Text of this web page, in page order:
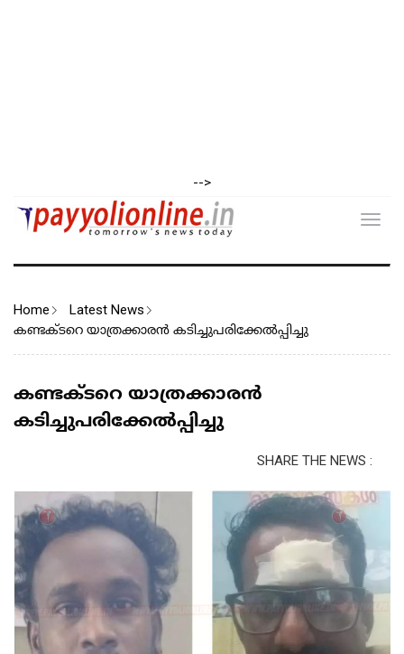
-->
Home Latest News
കണ്ടക്ടറെ യാത്രക്കാരൻ കടിച്ചുപരിക്കേൽപ്പിച്ചു
കണ്ടക്ടറെ യാത്രക്കാരൻ
കടിച്ചുപരിക്കേൽപ്പിച്ചു
SHARE THE NEWS :